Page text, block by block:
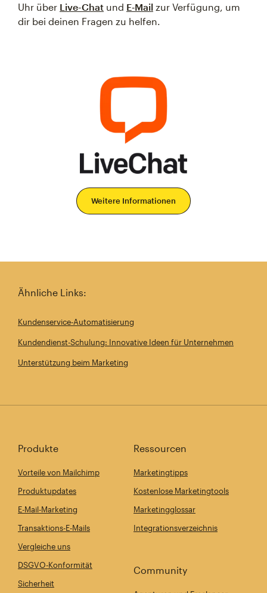
Uhr über Live-Chat und E‑Mail zur Verfügung, um
dir bei deinen Fragen zu helfen.
Weitere Informationen
Ähnliche Links:
Kundenservice-Automatisierung
Kundendienst-Schulung: Innovative Ideen für Unternehmen
Unterstützung beim Marketing
Produkte
Vorteile von Mailchimp
Produktupdates
E-Mail-Marketing
Transaktions-E-Mails
Vergleiche uns
DSGVO-Konformität
Sicherheit
Ressourcen
Marketingtipps
Kostenlose Marketingtools
Marketingglossar
Integrationsverzeichnis
Community